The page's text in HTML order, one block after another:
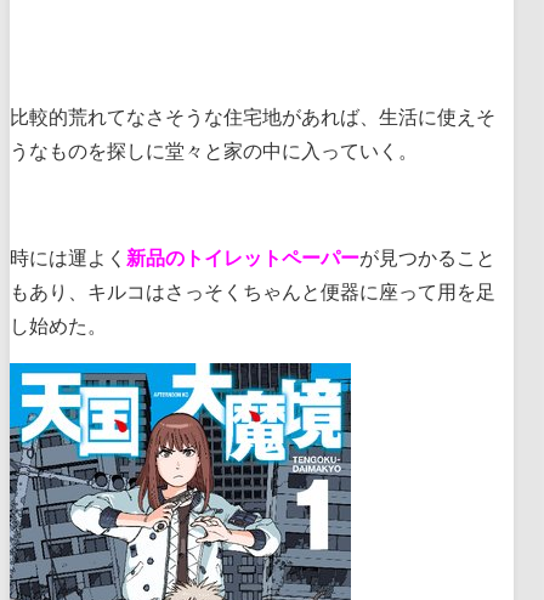
比較的荒れてなさそうな住宅地があれば、生活に使えそ
うなものを探しに堂々と家の中に入っていく。
時には運よく 新品のトイレットペーパーが見つかること
もあり、キルコはさっそくちゃんと便器に座って用を足
し始めた。